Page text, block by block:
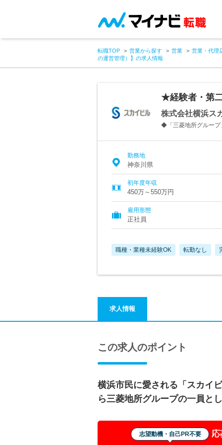
転職TOP 営業から探す 営業
営業・代理
の運営管理）】の求人情報
★経験者・第
株式会社横浜ス
◆「三菱地所グルー
勤務地
神奈川県
初年度年収
450万～550万円
雇用形態
正社員
職種・業種未経験OK 転勤なし
求人情報
この求人のポイント
横浜市民に愛される「スカイ
ら三菱地所グループの一員と
志望動機・自己PR不要